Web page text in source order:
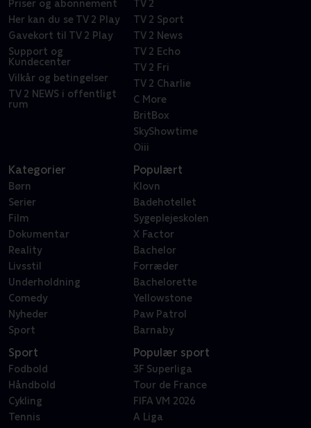
Priser og abonnement
Her kan du se TV 2 Play
Gavekort til TV 2 Play
Support og
Kundecenter
Vilkår og betingelser
TV 2 NEWS i offentligt
rum
TV 2
TV 2 Sport
TV 2 News
TV 2 Echo
TV 2 Fri
TV 2 Charlie
C More
BritBox
SkyShowtime
Oiii
Kategorier
Børn
Serier
Film
Dokumentar
Reality
Livsstil
Underholdning
Comedy
Nyheder
Sport
Populært
Klovn
Badehotellet
Sygeplejeskolen
X Factor
Bachelor
Forræder
Bachelorette
Yellowstone
Paw Patrol
Barnaby
Sport
Fodbold
Håndbold
Cykling
Tennis
Populær sport
3F Superliga
Tour de France
FIFA VM 2026
A Liga